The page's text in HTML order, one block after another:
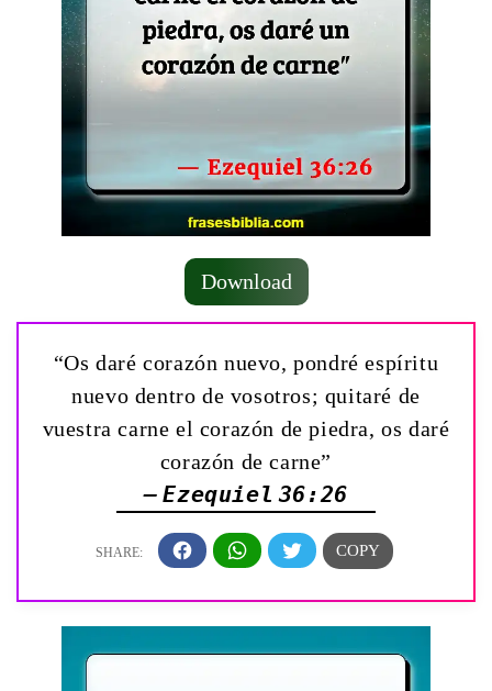
Download
“Os daré corazón nuevo, pondré espíritu
nuevo dentro de vosotros; quitaré de
vuestra carne el corazón de piedra, os daré
corazón de carne”
— Ezequiel 36:26